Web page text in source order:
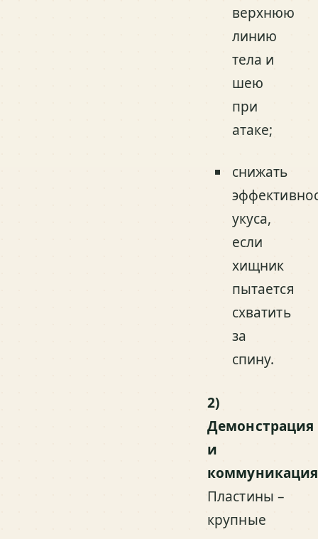
верхнюю
линию
тела и
шею
при
атаке;
снижать
укуса,
если
хищник
пытается
схватить
за
спину.
2)
Демонстрация
и
коммуникация
Пластины –
крупные